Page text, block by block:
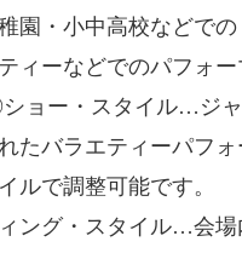
園・小中高校などで
ィーなどでのパフォ
ョー・スタイル…ジ
たバラエティーパフ
ルで調整可能です。
ング・スタイル…会場